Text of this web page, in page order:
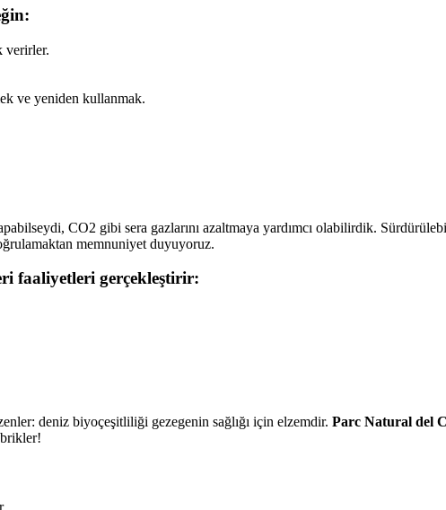
verirler.
ve yeniden kullanmak.
CO2 gibi sera gazlarını azaltmaya yardımcı olabilirdik.
memnuniyet duyuyoruz.
faaliyetleri gerçekleştirir:
deniz biyoçeşitliliği gezegenin sağlığı için elzemdir. Parc Natural del